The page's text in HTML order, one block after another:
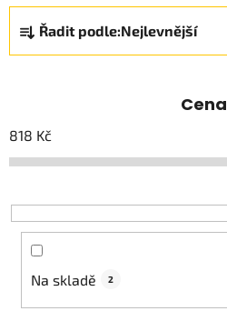
Ř
a
z
í
p
o
d
Řadit podle:Nejlevnější
Cena
818 Kč
Na skladě 2